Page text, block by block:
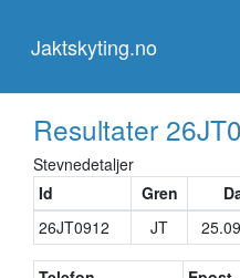
Jaktskyting.no
Resultater
Stevnedetaljer
Id
Gren
26JT0912
JT